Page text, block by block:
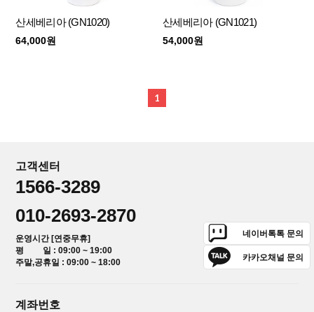
산세베리아 (GN1020)
64,000원
산세베리아 (GN1021)
54,000원
1
고객센터
1566-3289
010-2693-2870
운영시간 [연중무휴]
평 일 : 09:00 ~ 19:00
주말,공휴일 : 09:00 ~ 18:00
네이버톡톡 문의
카카오채널 문의
계좌번호